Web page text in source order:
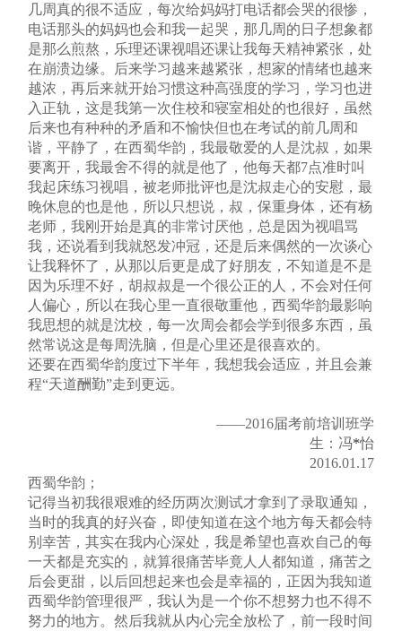
几周真的很不适应，每次给妈妈打电话都会哭的很惨，
电话那头的妈妈也会和我一起哭，那几周的日子想象都
是那么煎熬，乐理还课视唱还课让我每天精神紧张，处
在崩溃边缘。后来学习越来越紧张，想家的情绪也越来
越浓，再后来就开始习惯这种高强度的学习，学习也进
入正轨，这是我第一次住校和寝室相处的也很好，虽然
后来也有种种的矛盾和不愉快但也在考试的前几周和
谐，平静了，在西蜀华韵，我最敬爱的人是沈叔，如果
要离开，我最舍不得的就是他了，他每天都7点准时叫
我起床练习视唱，被老师批评也是沈叔走心的安慰，最
晚休息的也是他，所以只想说，叔，保重身体，还有杨
老师，我刚开始是真的非常讨厌他，总是因为视唱骂
我，还说看到我就怒发冲冠，还是后来偶然的一次谈心
让我释怀了，从那以后更是成了好朋友，不知道是不是
因为乐理不好，胡叔叔是一个很公正的人，不会对任何
人偏心，所以在我心里一直很敬重他，西蜀华韵最影响
我思想的就是沈校，每一次周会都会学到很多东西，虽
然常说这是每周洗脑，但是心里还是很喜欢的。
还要在西蜀华韵度过下半年，我想我会适应，并且会兼
程“天道酬勤”走到更远。
——2016届考前培训班学
生：冯*怡
2016.01.17
西蜀华韵；
记得当初我很艰难的经历两次测试才拿到了录取通知，
当时的我真的好兴奋，即使知道在这个地方每天都会特
别幸苦，其实在我内心深处，我是希望也喜欢自己的每
一天都是充实的，就算很痛苦毕竟人人都知道，痛苦之
后会更甜，以后回想起来也会是幸福的，正因为我知道
西蜀华韵管理很严，我认为是一个你不想努力也不得不
努力的地方。然后我就从内心完全放松了，前一段时间